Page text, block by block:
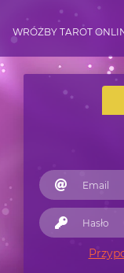
WRÓŻBY TAROT